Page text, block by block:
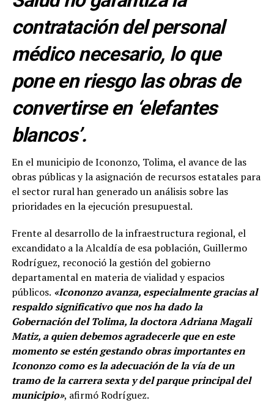
contratación del personal
médico necesario, lo que
pone en riesgo las obras de
convertirse en ‘elefantes
blancos’.
En el municipio de Icononzo, Tolima, el avance de las
obras públicas y la asignación de recursos estatales para
el sector rural han generado un análisis sobre las
prioridades en la ejecución presupuestal.
Frente al desarrollo de la infraestructura regional, el
excandidato a la Alcaldía de esa población, Guillermo
Rodríguez, reconoció la gestión del gobierno
departamental en materia de vialidad y espacios
públicos. «Icononzo avanza, especialmente gracias al
respaldo significativo que nos ha dado la
Gobernación del Tolima, la doctora Adriana Magali
Matiz, a quien debemos agradecerle que en este
momento se estén gestando obras importantes en
Icononzo como es la adecuación de la vía de un
tramo de la carrera sexta y del parque principal del
municipio», afirmó Rodríguez.